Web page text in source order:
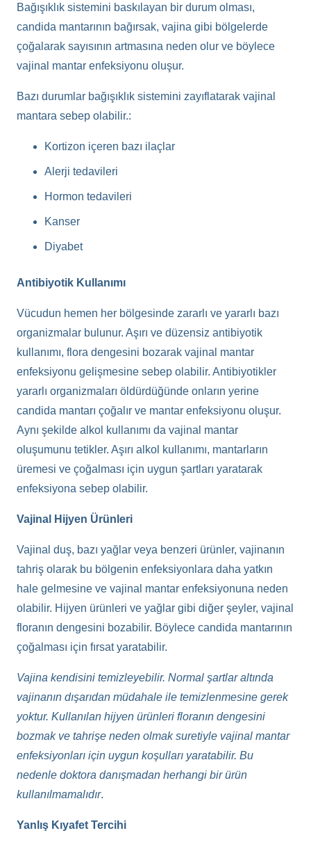
Bağışıklık sistemini baskılayan bir durum olması,
candida mantarının bağırsak, vajina gibi bölgelerde
çoğalarak sayısının artmasına neden olur ve böylece
vajinal mantar enfeksiyonu oluşur.
Bazı durumlar bağışıklık sistemini zayıflatarak vajinal
mantara sebep olabilir.:
Kortizon içeren bazı ilaçlar
Alerji tedavileri
Hormon tedavileri
Kanser
Diyabet
Antibiyotik Kullanımı
Vücudun hemen her bölgesinde zararlı ve yararlı bazı
organizmalar bulunur. Aşırı ve düzensiz antibiyotik
kullanımı, flora dengesini bozarak vajinal mantar
enfeksiyonu gelişmesine sebep olabilir. Antibiyotikler
yararlı organizmaları öldürdüğünde onların yerine
candida mantarı çoğalır ve mantar enfeksiyonu oluşur.
Aynı şekilde alkol kullanımı da vajinal mantar
oluşumunu tetikler. Aşırı alkol kullanımı, mantarların
üremesi ve çoğalması için uygun şartları yaratarak
enfeksiyona sebep olabilir.
Vajinal Hijyen Ürünleri
Vajinal duş, bazı yağlar veya benzeri ürünler, vajinanın
tahriş olarak bu bölgenin enfeksiyonlara daha yatkın
hale gelmesine ve vajinal mantar enfeksiyonuna neden
olabilir. Hijyen ürünleri ve yağlar gibi diğer şeyler, vajinal
floranın dengesini bozabilir. Böylece candida mantarının
çoğalması için fırsat yaratabilir.
Vajina kendisini temizleyebilir. Normal şartlar altında
vajinanın dışarıdan müdahale ile temizlenmesine gerek
yoktur. Kullanılan hijyen ürünleri floranın dengesini
bozmak ve tahrişe neden olmak suretiyle vajinal mantar
enfeksiyonları için uygun koşulları yaratabilir. Bu
nedenle doktora danışmadan herhangi bir ürün
kullanılmamalıdır.
Yanlış Kıyafet Tercihi